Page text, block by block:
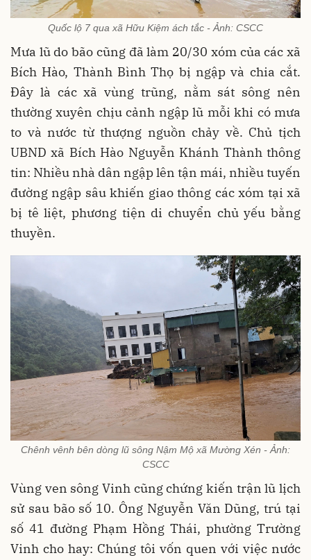
Quốc lộ 7 qua xã Hữu Kiệm ách tắc - Ảnh: CSCC
Mưa lũ do bão cũng đã làm 20/30 xóm của các xã
Bích Hào, Thành Bình Thọ bị ngập và chia cắt.
Đây là các xã vùng trũng, nằm sát sông nên
thường xuyên chịu cảnh ngập lũ mỗi khi có mưa
to và nước từ thượng nguồn chảy về. Chủ tịch
UBND xã Bích Hào Nguyễn Khánh Thành thông
tin: Nhiều nhà dân ngập lên tận mái, nhiều tuyến
đường ngập sâu khiến giao thông các xóm tại xã
bị tê liệt, phương tiện di chuyển chủ yếu bằng
thuyền.
Chênh vênh bên dòng lũ sông Nậm Mộ xã Mường Xén - Ảnh:
CSCC
Vùng ven sông Vinh cũng chứng kiến trận lũ lịch
sử sau bão số 10. Ông Nguyễn Văn Dũng, trú tại
số 41 đường Phạm Hồng Thái, phường Trường
Vinh cho hay: Chúng tôi vốn quen với việc nước